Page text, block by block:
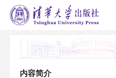
内容简介